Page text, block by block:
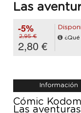
Las
-5%
2,95 €
2,80 €
Información
Cómic
Las